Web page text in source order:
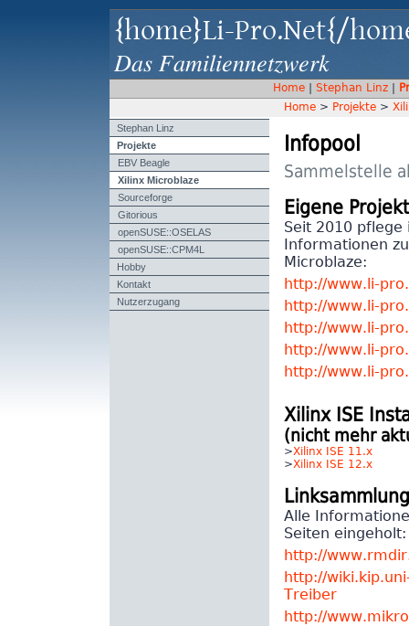
{home}Li-Pro.Net{/
Das Familiennetzwerk
Home| Stephan Linz|
Home > Projekte >
Stephan Linz
Projekte
EBV Beagle
Xilinx Microblaze
Sourceforge
Gitorious
openSUSE::OSELAS
openSUSE::CPM4L
Hobby
Kontakt
Nutzerzugang
Infopool
Sammelstelle
Eigene
Seit 2010 pflege
Informationen
Microblaze:
http://www.li-
http://www.li-
http://www.li-
http://www.li-
http://www.li-
Xilinx ISE
(nicht mehr
> Xilinx ISE 11.x
> Xilinx ISE 12.x
Linksammlung
Alle
Seiten eingeholt:
http://
http://
Treiber
http://